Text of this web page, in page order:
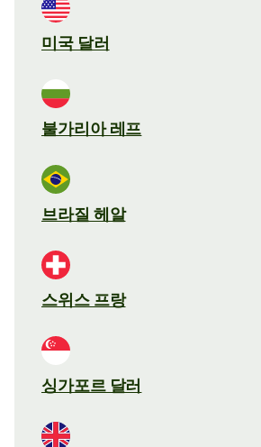
미국 달러
불가리아 레프
브라질 헤알
스위스 프랑
싱가포르 달러